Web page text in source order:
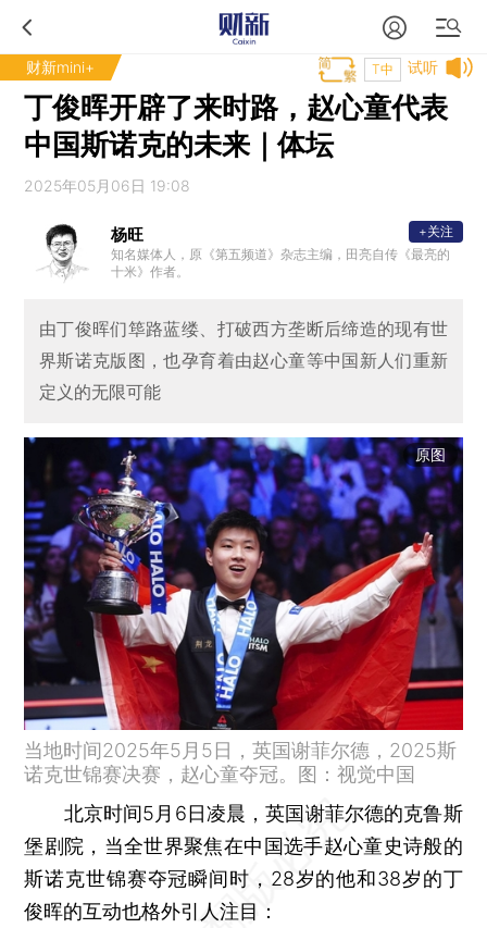
财新mini+ 试听
T中
丁俊晖开辟了来时路，赵心童代表
中国斯诺克的未来｜体坛
2025年05月06日 19:08
杨旺
知名媒体人，原《第五频道》杂志主编，田亮自传《最亮的
十米》作者。
+关注
由丁俊晖们筚路蓝缕、打破西方垄断后缔造的现有世
界斯诺克版图，也孕育着由赵心童等中国新人们重新
定义的无限可能
原图
当地时间2025年5月5日，英国谢菲尔德，2025斯
诺克世锦赛决赛，赵心童夺冠。图：视觉中国
北京时间5月6日凌晨，英国谢菲尔德的克鲁斯
堡剧院，当全世界聚焦在中国选手赵心童史诗般的
斯诺克世锦赛夺冠瞬间时，28岁的他和38岁的丁
俊晖的互动也格外引人注目：